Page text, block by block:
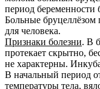
период беременности
Больные бруцеллёзом
для человека.
Признаки болезни. В
протекает скрытно,
не характерны.
В начальный период
температуры тела,